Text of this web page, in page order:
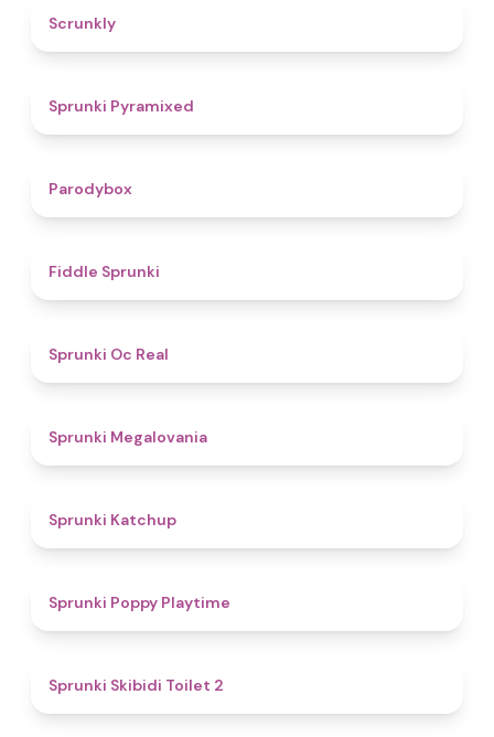
Scrunkly
Sprunki Pyramixed
Parodybox
Fiddle Sprunki
Sprunki Oc Real
Sprunki Megalovania
Sprunki Katchup
Sprunki Poppy Playtime
Sprunki Skibidi Toilet 2